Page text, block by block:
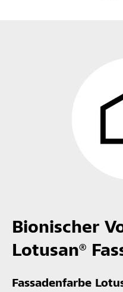
Bionischer
Lotusan®
Fassadenfarbe